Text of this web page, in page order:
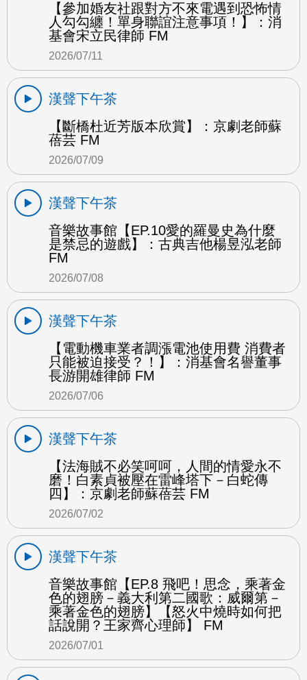
【參加婚友社跟對方不來電遇到恐怖情
人勾勾纏！單身聯誼注意事項！】：消
基會宋立民律師 FM
2026/07/11
漢聲下午茶
【斷橋杜近芳版本欣賞】：京劇老師蘇
蓓芸 FM
2026/07/09
漢聲下午茶
音樂故事館【EP.10愛的羅曼史為什麼
是禁忌的遊戲】：古典吉他楊昱泓老師
FM
2026/07/08
漢聲下午茶
【電動機車業者調漲電池使用費 消費者
只能被迫接受？！】：消基會名譽董事
長游開雄律師 FM
2026/07/06
漢聲下午茶
【法海賊不必笑呵呵，人間的情愛永不
磨！白素貞被壓在雷峰塔下－白蛇傳
四】：京劇老師蘇蓓芸 FM
2026/07/02
漢聲下午茶
音樂故事館【EP.8 飛吧！思念，乘著金
色的翅膀－義大利第二國歌：威爾第－
乘著金色的翅膀】【怒火中燒時如何把
話說開？王家齊心理師】 FM
2026/07/01